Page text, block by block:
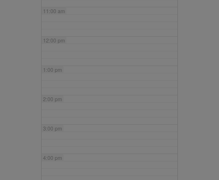
11:00 am
12:00 pm
1:00 pm
2:00 pm
3:00 pm
4:00 pm